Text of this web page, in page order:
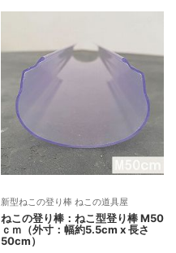
新型ねこの登り棒 ねこの道具屋
ねこの登り棒：ねこ型登り棒 M50
ｃｍ（外寸：幅約5.5cm x 長さ
50cm）